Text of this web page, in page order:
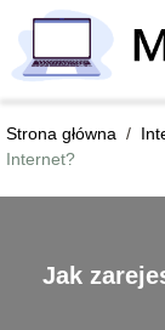
Strona główna /
Internet?
Jak